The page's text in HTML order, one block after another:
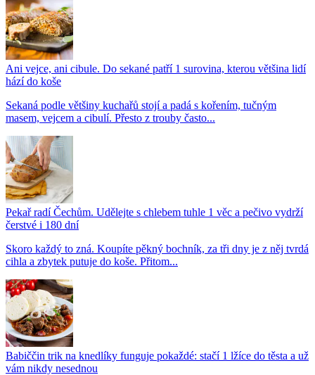
Ani vejce, ani cibule. Do sekané patří 1 surovina, kterou většina lidí
hází do koše
Sekaná podle většiny kuchařů stojí a padá s kořením, tučným
masem, vejcem a cibulí. Přesto z trouby často...
Pekař radí Čechům. Udělejte s chlebem tuhle 1 věc a pečivo vydrží
čerstvé i 180 dní
Skoro každý to zná. Koupíte pěkný bochník, za tři dny je z něj tvrdá
cihla a zbytek putuje do koše. Přitom...
Babiččin trik na knedlíky funguje pokaždé: stačí 1 lžíce do těsta a už
vám nikdy nesednou